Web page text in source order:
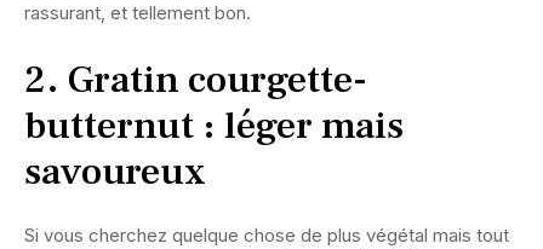
rassurant, et tellement bon.
2. Gratin courgette-
butternut : léger mais
savoureux
Si vous cherchez quelque chose de plus végétal mais tout